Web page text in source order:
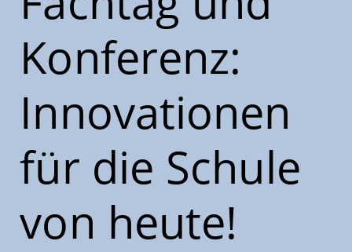
Konferenz:
Innovationen
für die Schule
von heute!